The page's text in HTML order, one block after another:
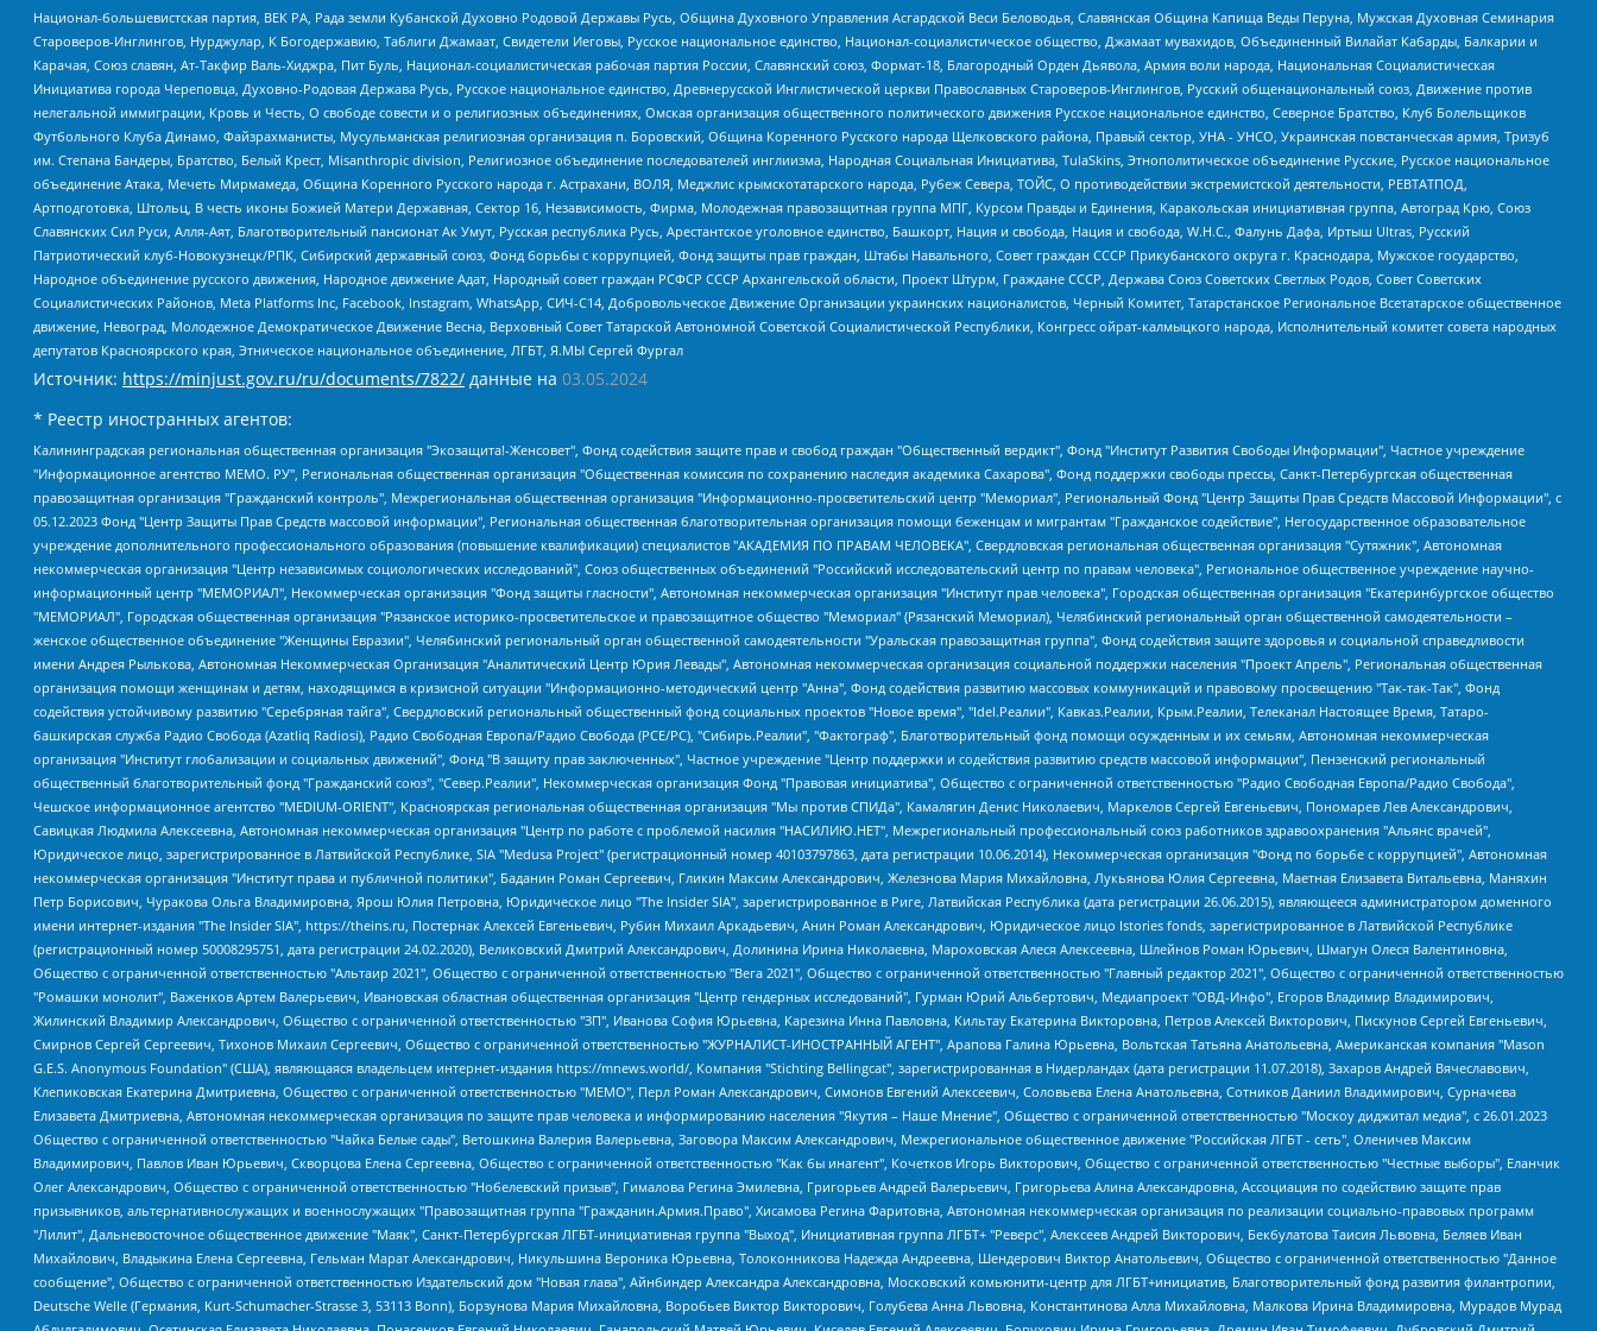
Национал-большевистская партия, ВЕК РА, Рада земли Кубанской Духовно Родовой Державы Русь, Община Духовного Управления Асгардской Веси Беловодья, Славянская Община Капища Веды Перуна, Мужская Духовная Семинария
Староверов-Инглингов, Нурджулар, К Богодержавию, Таблиги Джамаат, Свидетели Иеговы, Русское национальное единство, Национал-социалистическое общество, Джамаат мувахидов, Объединенный Вилайат Кабарды, Балкарии и
Карачая, Союз славян, Ат-Такфир Валь-Хиджра, Пит Буль, Национал-социалистическая рабочая партия России, Славянский союз, Формат-18, Благородный Орден Дьявола, Армия воли народа, Национальная Социалистическая
Инициатива города Череповца, Духовно-Родовая Держава Русь, Русское национальное единство, Древнерусской Инглистической церкви Православных Староверов-Инглингов, Русский общенациональный союз, Движение против
нелегальной иммиграции, Кровь и Честь, О свободе совести и о религиозных объединениях, Омская организация общественного политического движения Русское национальное единство, Северное Братство, Клуб Болельщиков
Футбольного Клуба Динамо, Файзрахманисты, Мусульманская религиозная организация п. Боровский, Община Коренного Русского народа Щелковского района, Правый сектор, УНА - УНСО, Украинская повстанческая армия, Тризуб
им. Степана Бандеры, Братство, Белый Крест, Misanthropic division, Религиозное объединение последователей инглиизма, Народная Социальная Инициатива, TulaSkins, Этнополитическое объединение Русские, Русское национальное
объединение Атака, Мечеть Мирмамеда, Община Коренного Русского народа г. Астрахани, ВОЛЯ, Меджлис крымскотатарского народа, Рубеж Севера, ТОЙС, О противодействии экстремистской деятельности, РЕВТАТПОД,
Артподготовка, Штольц, В честь иконы Божией Матери Державная, Сектор 16, Независимость, Фирма, Молодежная правозащитная группа МПГ, Курсом Правды и Единения, Каракольская инициативная группа, Автоград Крю, Союз
Славянских Сил Руси, Алля-Аят, Благотворительный пансионат Ак Умут, Русская республика Русь, Арестантское уголовное единство, Башкорт, Нация и свобода, Нация и свобода, W.H.С., Фалунь Дафа, Иртыш Ultras, Русский
Патриотический клуб-Новокузнецк/РПК, Сибирский державный союз, Фонд борьбы с коррупцией, Фонд защиты прав граждан, Штабы Навального, Совет граждан СССР Прикубанского округа г. Краснодара, Мужское государство,
Народное объединение русского движения, Народное движение Адат, Народный совет граждан РСФСР СССР Архангельской области, Проект Штурм, Граждане СССР, Держава Союз Советских Светлых Родов, Совет Советских
Социалистических Районов, Meta Platforms Inc, Facebook, Instagram, WhatsApp, СИЧ-С14, Добровольческое Движение Организации украинских националистов, Черный Комитет, Татарстанское Региональное Всетатарское общественное
движение, Невоград, Молодежное Демократическое Движение Весна, Верховный Совет Татарской Автономной Советской Социалистической Республики, Конгресс ойрат-калмыцкого народа, Исполнительный комитет совета народных
депутатов Красноярского края, Этническое национальное объединение, ЛГБТ, Я.МЫ Сергей Фургал
Источник: https://minjust.gov.ru/ru/documents/7822/ данные на 03.05.2024
* Реестр иностранных агентов:
Калининградская региональная общественная организация "Экозащита!-Женсовет", Фонд содействия защите прав и свобод граждан "Общественный вердикт", Фонд "Институт Развития Свободы Информации", Частное учреждение "Информационное агентство МЕМО. РУ", Региональная общественная организация "Общественная комиссия по сохранению наследия академика Сахарова", Фонд поддержки свободы прессы, Санкт-Петербургская общественная правозащитная организация "Гражданский контроль", Межрегиональная общественная организация "Информационно-просветительский центр "Мемориал", Региональный Фонд "Центр Защиты Прав Средств Массовой Информации", с 05.12.2023 Фонд "Центр Защиты Прав Средств массовой информации", Региональная общественная благотворительная организация помощи беженцам и мигрантам "Гражданское содействие", Негосударственное образовательное учреждение дополнительного профессионального образования (повышение квалификации) специалистов "АКАДЕМИЯ ПО ПРАВАМ ЧЕЛОВЕКА", Свердловская региональная общественная организация "Сутяжник", Автономная некоммерческая организация "Центр независимых социологических исследований", Союз общественных объединений "Российский исследовательский центр по правам человека", Региональное общественное учреждение научно-информационный центр "МЕМОРИАЛ", Некоммерческая организация "Фонд защиты гласности", Автономная некоммерческая организация "Институт прав человека", Городская общественная организация "Екатеринбургское общество "МЕМОРИАЛ", Городская общественная организация "Рязанское историко-просветительское и правозащитное общество "Мемориал" (Рязанский Мемориал), Челябинский региональный орган общественной самодеятельности – женское общественное объединение "Женщины Евразии", Челябинский региональный орган общественной самодеятельности "Уральская правозащитная группа", Фонд содействия защите здоровья и социальной справедливости имени Андрея Рылькова, Автономная Некоммерческая Организация "Аналитический Центр Юрия Левады", Автономная некоммерческая организация социальной поддержки населения "Проект Апрель", Региональная общественная организация помощи женщинам и детям, находящимся в кризисной ситуации "Информационно-методический центр "Анна", Фонд содействия развитию массовых коммуникаций и правовому просвещению "Так-так-Так", Фонд содействия устойчивому развитию "Серебряная тайга", Свердловский региональный общественный фонд социальных проектов "Новое время", "Idel.Реалии", Кавказ.Реалии, Крым.Реалии, Телеканал Настоящее Время, Татаро-башкирская служба Радио Свобода (Azatliq Radiosi), Радио Свободная Европа/Радио Свобода (PCE/PC), "Сибирь.Реалии", "Фактограф", Благотворительный фонд помощи осужденным и их семьям, Автономная некоммерческая организация "Институт глобализации и социальных движений", Фонд "В защиту прав заключенных", Частное учреждение "Центр поддержки и содействия развитию средств массовой информации", Пензенский региональный общественный благотворительный фонд "Гражданский союз", "Север.Реалии", Некоммерческая организация Фонд "Правовая инициатива", Общество с ограниченной ответственностью "Радио Свободная Европа/Радио Свобода", Чешское информационное агентство "MEDIUM-ORIENT", Красноярская региональная общественная организация "Мы против СПИДа", Камалягин Денис Николаевич, Маркелов Сергей Евгеньевич, Пономарев Лев Александрович, Савицкая Людмила Алексеевна, Автономная некоммерческая организация "Центр по работе с проблемой насилия "НАСИЛИЮ.НЕТ", Межрегиональный профессиональный союз работников здравоохранения "Альянс врачей", Юридическое лицо, зарегистрированное в Латвийской Республике, SIA "Medusa Project" (регистрационный номер 40103797863, дата регистрации 10.06.2014), Некоммерческая организация "Фонд по борьбе с коррупцией", Автономная некоммерческая организация "Институт права и публичной политики", Баданин Роман Сергеевич, Гликин Максим Александрович, Железнова Мария Михайловна, Лукьянова Юлия Сергеевна, Маетная Елизавета Витальевна, Маняхин Петр Борисович, Чуракова Ольга Владимировна, Ярош Юлия Петровна, Юридическое лицо "The Insider SIA", зарегистрированное в Риге, Латвийская Республика (дата регистрации 26.06.2015), являющееся администратором доменного имени интернет-издания "The Insider SIA", https://theins.ru, Постернак Алексей Евгеньевич, Рубин Михаил Аркадьевич, Анин Роман Александрович, Юридическое лицо Istories fonds, зарегистрированное в Латвийской Республике (регистрационный номер 50008295751, дата регистрации 24.02.2020), Великовский Дмитрий Александрович, Долинина Ирина Николаевна, Мароховская Алеся Алексеевна, Шлейнов Роман Юрьевич, Шмагун Олеся Валентиновна, Общество с ограниченной ответственностью "Альтаир 2021", Общество с ограниченной ответственностью "Вега 2021", Общество с ограниченной ответственностью "Главный редактор 2021", Общество с ограниченной ответственностью "Ромашки монолит", Важенков Артем Валерьевич, Ивановская областная общественная организация "Центр гендерных исследований", Гурман Юрий Альбертович, Медиапроект "ОВД-Инфо", Егоров Владимир Владимирович, Жилинский Владимир Александрович, Общество с ограниченной ответственностью "ЗП", Иванова София Юрьевна, Карезина Инна Павловна, Кильтау Екатерина Викторовна, Петров Алексей Викторович, Пискунов Сергей Евгеньевич, Смирнов Сергей Сергеевич, Тихонов Михаил Сергеевич, Общество с ограниченной ответственностью "ЖУРНАЛИСТ-ИНОСТРАННЫЙ АГЕНТ", Арапова Галина Юрьевна, Вольтская Татьяна Анатольевна, Американская компания "Mason G.E.S. Anonymous Foundation" (США), являющаяся владельцем интернет-издания https://mnews.world/, Компания "Stichting Bellingcat", зарегистрированная в Нидерландах (дата регистрации 11.07.2018), Захаров Андрей Вячеславович, Клепиковская Екатерина Дмитриевна, Общество с ограниченной ответственностью "МЕМО", Перл Роман Александрович, Симонов Евгений Алексеевич, Соловьева Елена Анатольевна, Сотников Даниил Владимирович, Сурначева Елизавета Дмитриевна, Автономная некоммерческая организация по защите прав человека и информированию населения "Якутия – Наше Мнение", Общество с ограниченной ответственностью "Москоу диджитал медиа", с 26.01.2023 Общество с ограниченной ответственностью "Чайка Белые сады", Ветошкина Валерия Валерьевна, Заговора Максим Александрович, Межрегиональное общественное движение "Российская ЛГБТ - сеть", Оленичев Максим Владимирович, Павлов Иван Юрьевич, Скворцова Елена Сергеевна, Общество с ограниченной ответственностью "Как бы инагент", Кочетков Игорь Викторович, Общество с ограниченной ответственностью "Честные выборы", Еланчик Олег Александрович, Общество с ограниченной ответственностью "Нобелевский призыв", Гималова Регина Эмилевна, Григорьев Андрей Валерьевич, Григорьева Алина Александровна, Ассоциация по содействию защите прав призывников, альтернативнослужащих и военнослужащих "Правозащитная группа "Гражданин.Армия.Право", Хисамова Регина Фаритовна, Автономная некоммерческая организация по реализации социально-правовых программ "Лилит", Дальневосточное общественное движение "Маяк", Санкт-Петербургская ЛГБТ-инициативная группа "Выход", Инициативная группа ЛГБТ+ "Реверс", Алексеев Андрей Викторович, Бекбулатова Таисия Львовна, Беляев Иван Михайлович, Владыкина Елена Сергеевна, Гельман Марат Александрович, Никульшина Вероника Юрьевна, Толоконникова Надежда Андреевна, Шендерович Виктор Анатольевич, Общество с ограниченной ответственностью "Данное сообщение", Общество с ограниченной ответственностью Издательский дом "Новая глава", Айнбиндер Александра Александровна, Московский комьюнити-центр для ЛГБТ+инициатив, Благотворительный фонд развития филантропии, Deutsche Welle (Германия, Kurt-Schumacher-Strasse 3, 53113 Bonn), Борзунова Мария Михайловна, Воробьев Виктор Викторович, Голубева Анна Львовна, Константинова Алла Михайловна, Малкова Ирина Владимировна, Мурадов Мурад Абдулгалимович, Осетинская Елизавета Николаевна, Понасенков Евгений Николаевич, Ганапольский Матвей Юрьевич, Киселев Евгений Алексеевич, Борухович Ирина Григорьевна, Дремин Иван Тимофеевич, Дубровский Дмитрий Викторович, Красноярская региональная общественная организация поддержки и развития альтернативных образовательных технологий и межкультурных коммуникаций "ИНТЕРРА", Маяковская Екатерина Алексеевна, Фейгин Марк Захарович, Филимонов Андрей Викторович, Дзугкоева Регина Николаевна, Доброхотов Роман Александрович, Дудь Юрий Александрович, Елкин Сергей Владимирович, Кругликов Кирилл Игоревич, Сабунаева Мария Леонидовна, Семенов Алексей Владимирович, Шаинян Карен Багратович, Шульман Екатерина Михайловна, Асафьев Артур Валерьевич, Вахштайн Виктор Семенович, Венедиктов Алексей Алексеевич, Лушникова Екатерина Евгеньевна, Волков Леонид Михайлович, Невзоров Александр Глебович, Пархоменко Сергей Борисович, Сироткин Ярослав Николаевич, Кара-Мурза Владимир Владимирович, Баранова Наталья Владимировна, Гозман Леонид Яковлевич, Кагарлицкий Борис Юльевич, Климарев Михаил Валерьевич, Милов Владимир Станиславович, Автономная некоммерческая организация Краснодарский центр современного искусства "Типография", Моргенштерн Алишер Тагирович, Соболь Любовь Эдуардовна, Общество с ограниченной ответственностью "ЛИЗА НОРМ", Каспаров Гарри Кимович, Ходорковский Михаил Борисович, Общество с ограниченной ответственностью "Апрельские тезисы", Данилович Ирина Брониславовна, Кашин Олег Владимирович, Петров Николай Владимирович, Пивоваров Алексей Владимирович, Соколов Михаил Владимирович, Цветкова Юлия Владимировна, Чичваркин Евгений Александрович, Комитет против пыток/Команда против пыток, Общество с ограниченной ответственностью "Первый научный", Общество с ограниченной ответственностью "Вертолет и ко", Белоцерковская Вероника Борисовна, Кац Максим Евгеньевич, Лазарева Татьяна Юрьевна, Шаведдинов Руслан Табризович, Яшин Илья Валерьевич, Общество с ограниченной ответственностью "Иноагент ААВ", Алешковский Дмитрий Петрович, Альбац Евгения Марковна, Быков Дмитрий Львович, Галямина Юлия Евгеньевна, Лойко Сергей Леонидович, Мартынов Кирилл Константинович, Медведев Сергей Александрович, Крашенинников Федор Геннадиевич, Гордеева Катерина Вл